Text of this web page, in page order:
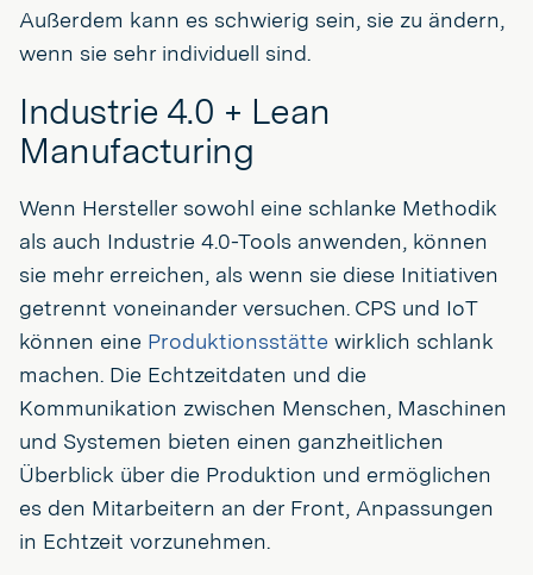
Außerdem kann es schwierig sein, sie zu ändern,
wenn sie sehr individuell sind.
Industrie 4.0 + Lean
Manufacturing
Wenn Hersteller sowohl eine schlanke Methodik
als auch Industrie 4.0-Tools anwenden, können
sie mehr erreichen, als wenn sie diese Initiativen
getrennt voneinander versuchen. CPS und IoT
können eine Produktionsstätte wirklich schlank
machen. Die Echtzeitdaten und die
Kommunikation zwischen Menschen, Maschinen
und Systemen bieten einen ganzheitlichen
Überblick über die Produktion und ermöglichen
es den Mitarbeitern an der Front, Anpassungen
in Echtzeit vorzunehmen.